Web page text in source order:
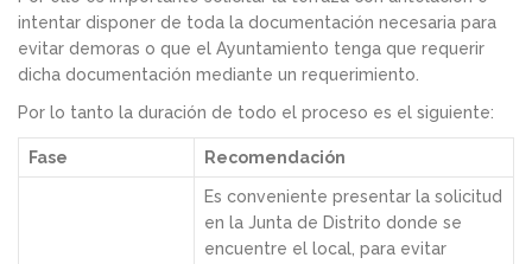
intentar disponer de toda la documentación necesaria para
evitar demoras o que el Ayuntamiento tenga que requerir
dicha documentación mediante un requerimiento.
Por lo tanto la duración de todo el proceso es el siguiente:
Fase Recomendación
Es conveniente presentar la solicitud
en la Junta de Distrito donde se
encuentre el local, para evitar